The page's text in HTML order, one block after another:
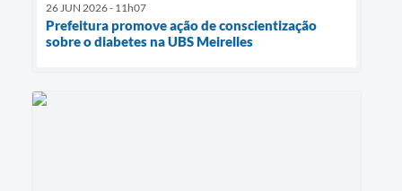
26 JUN 2026 - 11h07
Prefeitura promove ação de conscientização
sobre o diabetes na UBS Meirelles